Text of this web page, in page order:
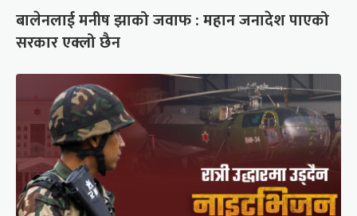
बालेनलाई मनीष झाको जवाफ : महान जनादेश पाएको
सरकार एक्लो छैन